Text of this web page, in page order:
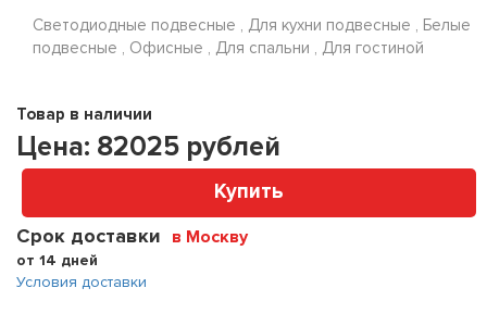
Светодиодные подвесные , Для кухни подвесные , Белые
подвесные , Офисные , Для спальни , Для гостиной
Товар в наличии
Цена: 82025 рублей
Купить
Срок доставки в Москву
от 14 дней
Условия доставки